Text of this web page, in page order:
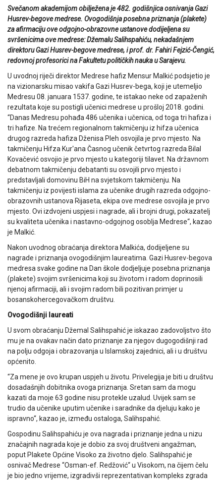
Svečanom akademijom obilježena je 482. godišnjica osnivanja Gazi
Husrev-begove medrese. Ovogodišnja posebna priznanja (plakete)
za afirmaciju ove odgojno-obrazovne ustanove dodijeljena su
svršenicima ove medrese: Džemalu Salihspahiću, nekadašnjem
direktoru Gazi Husrev-begove medrese, i prof. dr. Fahiri Fejzić-Čengić,
redovnoj profesorici na Fakultetu političkih nauka u Sarajevu.
U uvodnoj riječi direktor Medrese hafiz Mensur Malkić podsjetio je
na vizionarsku misao vakifa Gazi Husrev-bega, koji je utemeljio
Medresu 08. januara 1537. godine, te istakao neke od zapaženih
rezultata koje su postigli učenici medrese u prošloj 2018. godini.
“Danas Medresu pohađa 486 učenika i učenica, od toga tri hafiza i
tri hafize. Na trećem regionalnom takmičenju iz hifza učenica
drugog razreda hafiza Dženisa Pleh osvojila je prvo mjesto. Na
takmičenju Hifza Kur'ana Časnog učenik četvrtog razreda Bilal
Kovačević osvojio je prvo mjesto u kategoriji tilavet. Na državnom
debatnom takmičenju debatanti su osvojili prvo mjesto i
predstavljali domovinu BiH na svjetskom takmičenju. Na
takmičenju iz povijesti islama za učenike drugih razreda odgojno-
obrazovnih ustanova Rijaseta, ekipa ove medrese osvojila je prvo
mjesto. Ovi izdvojeni uspjesi i nagrade, ali i brojni drugi, pokazatelj
su kvaliteta učenika i nastavno-odgojnog osoblja Medrese“, kazao
je Malkić.
Nakon uvodnog obraćanja direktora Malkića, dodijeljene su
nagrade i priznanja ovogodišnjim laureatima. Gazi Husrev-begova
medresa svake godine na Dan škole dodjeljuje posebna priznanja
(plakete) svojim svršenicima koji su životom i radom doprinosili
njenoj afirmaciji, ali i svojim radom bili pozitivan primjer u
bosanskohercegovačkom društvu.
Ovogodišnji laureati
U svom obraćanju Džemal Salihspahić je iskazao zadovoljstvo što
mu je na ovakav način dato priznanje za njegov dugogodišnji rad
na polju odgoja i obrazovanja u Islamskoj zajednici, ali i u društvu
općenito.
“Za mene je ovo krupan uspjeh u životu. Privelegija je biti u društvu
dosadašnjih dobitnika ovoga priznanja. Sretan sam da mogu
kazati da moje 63 godine nisu protekle uzalud. Uvijek sam se
trudio da učenike uputim učenike i saradnike da djeluju kako je
ispravno“, kazao je, između ostaloga, Salihspahić.
Gospodinu Salihspahiću je ova nagrada i priznanje jedna u nizu
značajnih nagrada koje je dobio za svoj društveni angažman,
poput Plakete Općine Visoko za životno djelo. Salihspahić je
osnivač Medrese “Osman-ef. Redžović“ u Visokom, na čijem čelu
je bio jedno vrijeme, izgradivši reprezentativan kompleks zgrada